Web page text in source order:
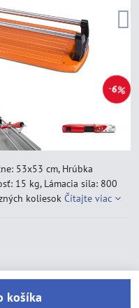
6%
53x53 cm, Hrúbka
15 kg, Lámacia sila: 800
koliesok Čítajte viac
košíka